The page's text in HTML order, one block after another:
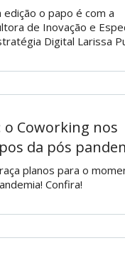
edição o papo é com a
de Inovação e
Digital Larissa
o Coworking nos
da pós
planos para o
Confira!